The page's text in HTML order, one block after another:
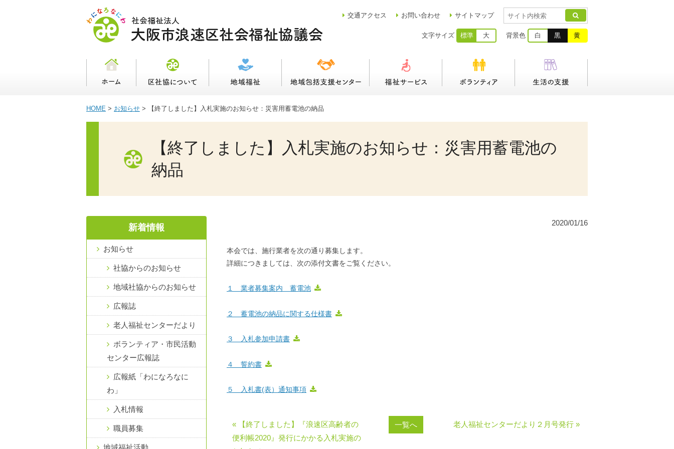
交通アクセス お問い合わせ サイトマップ
文字サイズ 標準 大 背景色 白 黒 黄
HOME > お知らせ > 【終了しました】入札実施のお知らせ：災害用蓄電池の納品
【終了しました】入札実施のお知らせ：災害用蓄電池の
納品
2020/01/16
本会では、施行業者を次の通り募集します。
詳細につきましては、次の添付文書をご覧ください。
１ 業者募集案内 蓄電池
２ 蓄電池の納品に関する仕様書
３ 入札参加申請書
４ 誓約書
５ 入札書(表）通知事項
« 【終了しました】『浪速区高齢者の
便利帳2020』発行にかかる入札実施の
一覧へ 老人福祉センターだより２月号発行 »
新着情報
お知らせ
社協からのお知らせ
地域社協からのお知らせ
広報誌
老人福祉センターだより
ボランティア・市民活動
センター広報誌
広報紙「わになろなに
わ」
入札情報
職員募集
地域福祉活動